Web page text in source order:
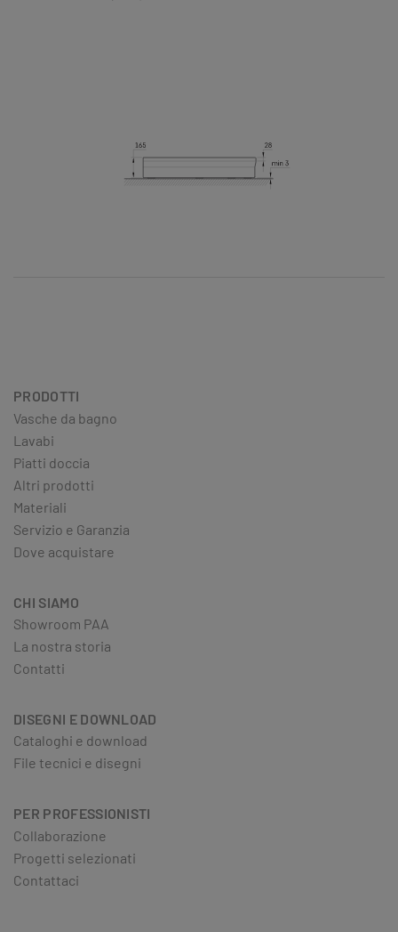
PRODOTTI
Vasche da bagno
Lavabi
Piatti doccia
Altri prodotti
Materiali
Servizio e Garanzia
Dove acquistare
CHI SIAMO
Showroom PAA
La nostra storia
Contatti
DISEGNI E DOWNLOAD
Cataloghi e download
File tecnici e disegni
PER PROFESSIONISTI
Collaborazione
Progetti selezionati
Contattaci